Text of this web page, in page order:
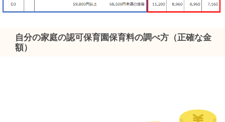
自分の家庭の認可保育園保育料の調べ方（正確な金
額）